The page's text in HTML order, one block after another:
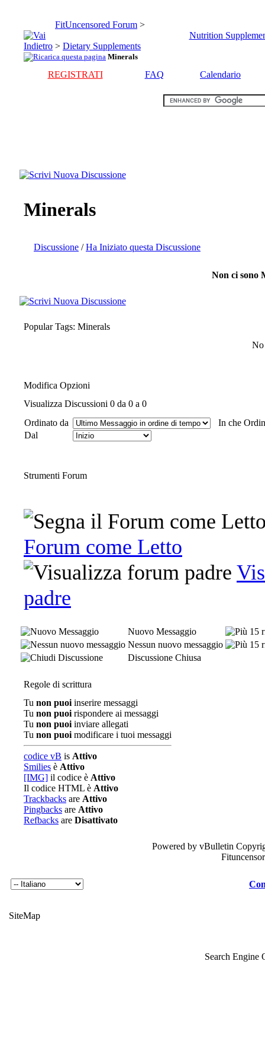
FitUncensored Forum >
Nutrition
> Dietary Supplements
Minerals
REGISTRATI FAQ Calendario
Minerals
Discussione /Ha Iniziato questa Discussione
Non ci sono
Popular Tags: Minerals
No
Modifica Opzioni
Visualizza Discussioni 0 da 0 a 0
Ordinato da
In che
Dal
Strumenti Forum
Forum come Letto
padre
Nuovo Messaggio
Nessun nuovo messaggio
Discussione Chiusa
Regole di scrittura
Tu non puoi inserire messaggi
Tu non puoi rispondere ai messaggi
Tu non puoi inviare allegati
Tu non puoi modificare i tuoi messaggi
codice vB is Attivo
Smilies è Attivo
[IMG] il codice è Attivo
Il codice HTML è Attivo
Trackbacks are Attivo
Pingbacks are Attivo
Refbacks are Disattivato
Powered by vBulletin
SiteMap
Search Engine